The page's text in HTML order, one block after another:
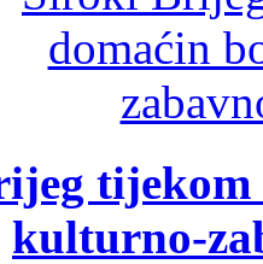
tijekom
kulturno-